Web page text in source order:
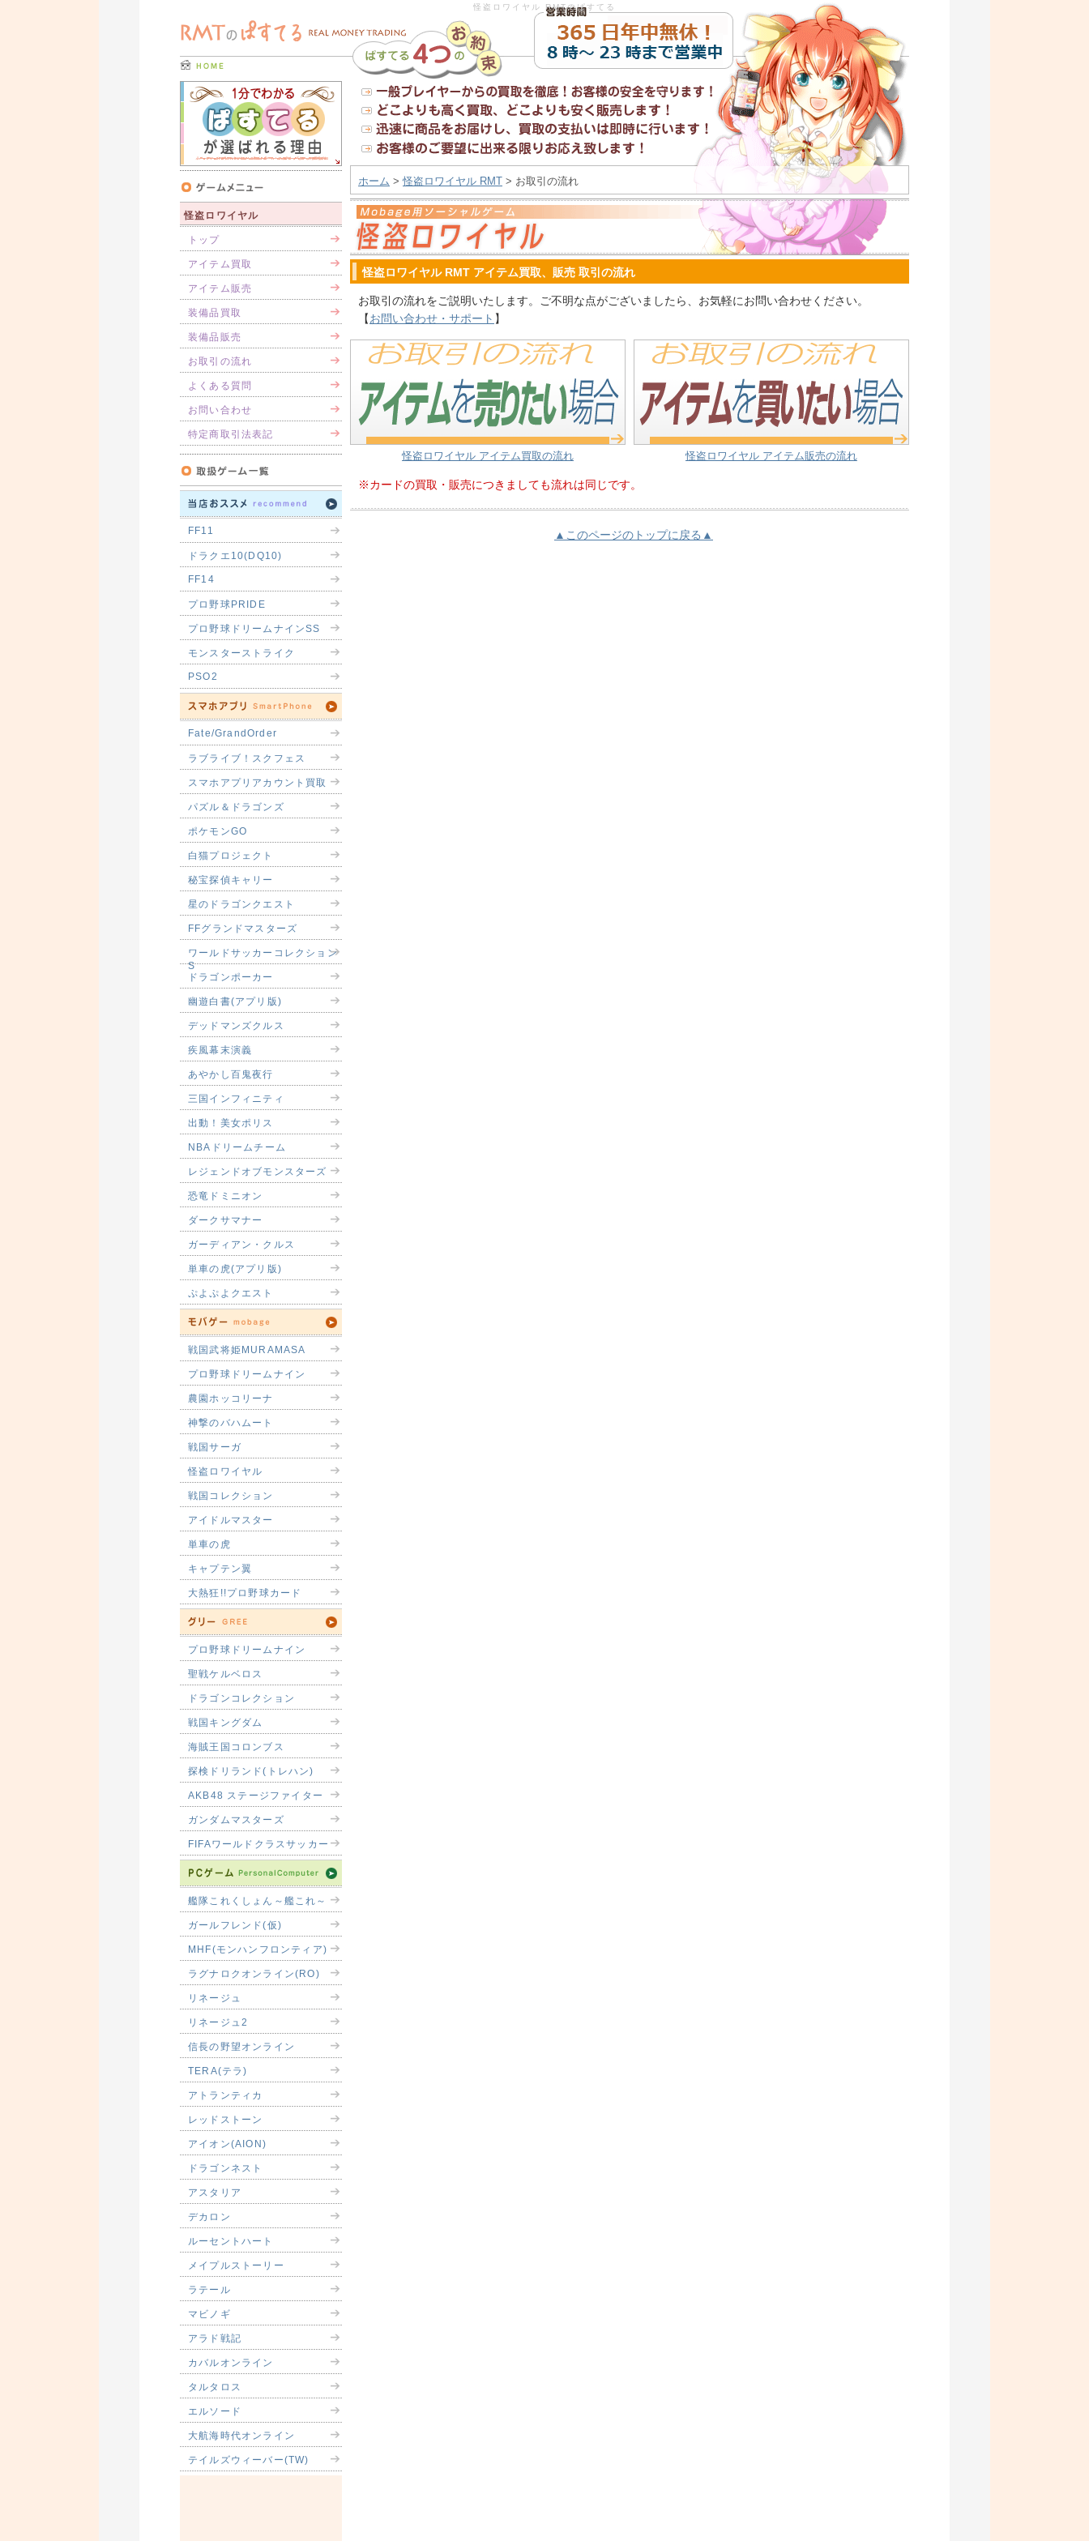
怪盗ロワイヤル RMTのぱすてる
怪盗ロワイヤル
トップ
アイテム買取
アイテム販売
装備品買取
装備品販売
お取引の流れ
よくある質問
お問い合わせ
特定商取引法表記
FF11
ドラクエ10(DQ10)
FF14
プロ野球PRIDE
プロ野球ドリームナインSS
モンスターストライク
PSO2
Fate/GrandOrder
ラブライブ！スクフェス
スマホアプリアカウント買取
パズル＆ドラゴンズ
ポケモンGO
白猫プロジェクト
秘宝探偵キャリー
星のドラゴンクエスト
FFグランドマスターズ
ワールドサッカーコレクション
S
ドラゴンポーカー
幽遊白書(アプリ版)
デッドマンズクルス
疾風幕末演義
あやかし百鬼夜行
三国インフィニティ
出動！美女ポリス
NBAドリームチーム
レジェンドオブモンスターズ
恐竜ドミニオン
ダークサマナー
ガーディアン・クルス
単車の虎(アプリ版)
ぷよぷよクエスト
戦国武将姫MURAMASA
プロ野球ドリームナイン
農園ホッコリーナ
神撃のバハムート
戦国サーガ
怪盗ロワイヤル
戦国コレクション
アイドルマスター
単車の虎
キャプテン翼
大熱狂!!プロ野球カード
プロ野球ドリームナイン
聖戦ケルベロス
ドラゴンコレクション
戦国キングダム
海賊王国コロンブス
探検ドリランド(トレハン)
AKB48 ステージファイター
ガンダムマスターズ
FIFAワールドクラスサッカー
艦隊これくしょん～艦これ～
ガールフレンド(仮)
MHF(モンハンフロンティア)
ラグナロクオンライン(RO)
リネージュ
リネージュ2
信長の野望オンライン
TERA(テラ)
アトランティカ
レッドストーン
アイオン(AION)
ドラゴンネスト
アスタリア
デカロン
ルーセントハート
メイプルストーリー
ラテール
マビノギ
アラド戦記
カバルオンライン
タルタロス
エルソード
大航海時代オンライン
テイルズウィーバー(TW)
ホーム >怪盗ロワイヤル RMT > お取引の流れ
怪盗ロワイヤル RMT アイテム買取、販売 取引の流れ
お取引の流れをご説明いたします。ご不明な点がございましたら、お気軽にお問い合わせください。
【お問い合わせ・サポート 】
怪盗ロワイヤル アイテム買取の流れ 怪盗ロワイヤル アイテム販売の流れ
※カードの買取・販売につきましても流れは同じです。
▲このページのトップに戻る▲